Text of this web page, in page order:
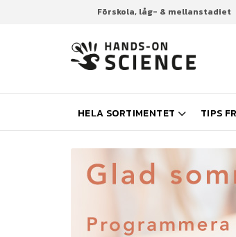
Förskola, låg- & mellanstadiet
HELA SORTIMENTET TIPS
Hem Högstadiet & gymnasiet